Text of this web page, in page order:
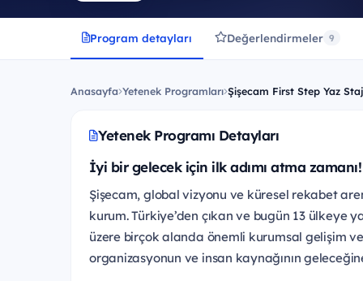
Program detayları Değerlendirmeler 9
Anasayfa Yetenek Programları Şişecam First Step Yaz
Yetenek Programı Detayları
İyi bir gelecek için ilk adımı atma zamanı!
Şişecam, global vizyonu ve küresel rekabet
kurum. Türkiye’den çıkan ve bugün 13 ülkeye
üzere birçok alanda önemli kurumsal gelişim
organizasyonun ve insan kaynağının